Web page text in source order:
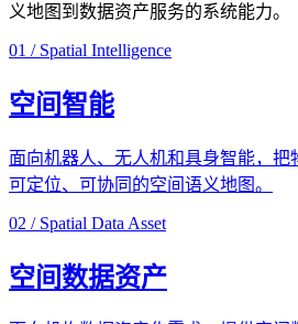
义地图到数据资产服务的系统能力。
01 / Spatial Intelligence
空间智能
面向机器人、无人机和具身智能，把
可定位、可协同的空间语义地图。
02 / Spatial Data Asset
空间数据资产